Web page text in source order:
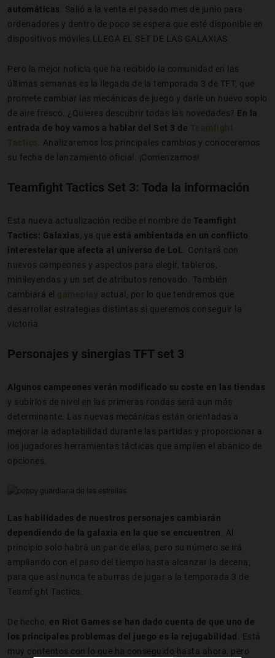
automáticas . Salió a la venta el pasado mes de junio para
ordenadores y dentro de poco se espera que esté disponible en
dispositivos móviles.LLEGA EL SET DE LAS GALAXIAS
Pero la mejor noticia que ha recibido la comunidad en las
últimas semanas es la llegada de la temporada 3 de TFT, que
promete cambiar las mecánicas de juego y darle un nuevo soplo
de aire fresco. ¿Quieres descubrir todas las novedades? En la
entrada de hoy vamos a hablar del Set 3 de Teamfight
Tactics . Analizaremos los principales cambios y conoceremos
su fecha de lanzamiento oficial. ¡Comenzamos!
Teamfight Tactics Set 3: Toda la información
Esta nueva actualización recibe el nombre de Teamfight
Tactics: Galaxias , ya que está ambientada en un conflicto
interestelar que afecta al universo de LoL
. Contará con
nuevos campeones y aspectos para elegir, tableros,
minileyendas y un set de atributos renovado. También
cambiará el gameplay actual, por lo que tendremos que
desarrollar estrategias distintas si queremos conseguir la
victoria.
Personajes y sinergias TFT set 3
Algunos campeones verán modificado su coste en las tiendas
y subirlos de nivel en las primeras rondas será aun más
determinante. Las nuevas mecánicas están orientadas a
mejorar la adaptabilidad durante las partidas y proporcionar a
los jugadores herramientas tácticas que amplíen el abanico de
opciones.
Las habilidades de nuestros personajes cambiarán
dependiendo de la galaxia en la que se encuentren . Al
principio solo habrá un par de ellas, pero su número se irá
ampliando con el paso del tiempo hasta alcanzar la decena,
para que así nunca te aburras de jugar a la temporada 3 de
Teamfight Tactics.
De hecho, en Riot Games se han dado cuenta de que uno de
los principales problemas del juego es la rejugabilidad
. Está
muy contentos con lo que ha conseguido hasta ahora, pero